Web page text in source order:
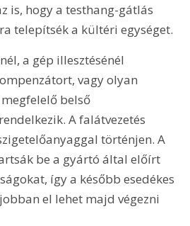
is, hogy a testhang-gátlás
telepítsék a kültéri egységet.
a gép illesztésénél
vagy olyan
belső
A falátvezetés
történjen. A
be a gyártó által előírt
így a később esedékes
el lehet majd végezni